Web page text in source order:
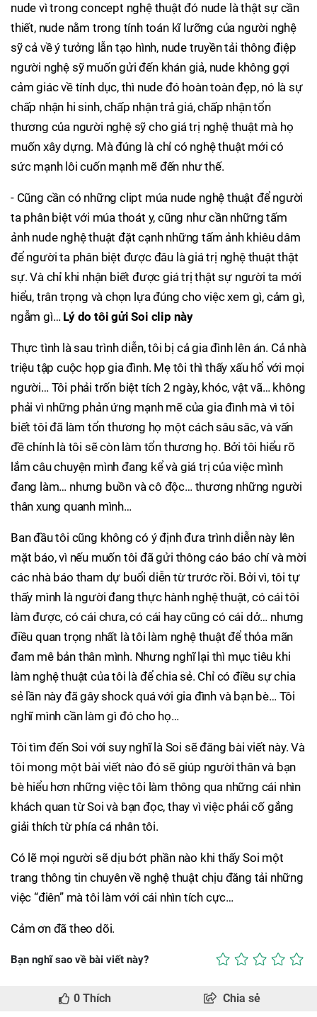
nude vì trong concept nghệ thuật đó nude là thật sự cần
thiết, nude nằm trong tính toán kĩ lưỡng của người nghệ
sỹ cả về ý tưởng lẫn tạo hình, nude truyền tải thông điệp
người nghệ sỹ muốn gửi đến khán giả, nude không gợi
cảm giác về tính dục, thì nude đó hoàn toàn đẹp, nó là sự
chấp nhận hi sinh, chấp nhận trả giá, chấp nhận tổn
thương của người nghệ sỹ cho giá trị nghệ thuật mà họ
muốn xây dựng. Mà đúng là chỉ có nghệ thuật mới có
sức mạnh lôi cuốn mạnh mẽ đến như thế.
- Cũng cần có những clipt múa nude nghệ thuật để người
ta phân biệt với múa thoát y, cũng như cần những tấm
ảnh nude nghệ thuật đặt cạnh những tấm ảnh khiêu dâm
để người ta phân biệt được đâu là giá trị nghệ thuật thật
sự. Và chỉ khi nhận biết được giá trị thật sự người ta mới
hiểu, trân trọng và chọn lựa đúng cho việc xem gì, cảm gì,
ngẫm gì… Lý do tôi gửi Soi clip này
Thực tình là sau trình diễn, tôi bị cả gia đình lên án. Cả nhà
triệu tập cuộc họp gia đình. Mẹ tôi thì thấy xấu hổ với mọi
người… Tôi phải trốn biệt tích 2 ngày, khóc, vật vã… không
phải vì những phản ứng mạnh mẽ của gia đình mà vì tôi
biết tôi đã làm tổn thương họ một cách sâu săc, và vấn
đề chính là tôi sẽ còn làm tổn thương họ. Bởi tôi hiểu rõ
lắm câu chuyện mình đang kể và giá trị của việc mình
đang làm… nhưng buồn và cô độc… thương những người
thân xung quanh mình…
Ban đầu tôi cũng không có ý định đưa trình diễn này lên
mặt báo, vì nếu muốn tôi đã gửi thông cáo báo chí và mời
các nhà báo tham dự buổi diễn từ trước rồi. Bởi vì, tôi tự
thấy mình là người đang thực hành nghệ thuật, có cái tôi
làm được, có cái chưa, có cái hay cũng có cái dở… nhưng
điều quan trọng nhất là tôi làm nghệ thuật để thỏa mãn
đam mê bản thân mình. Nhưng nghĩ lại thì mục tiêu khi
làm nghệ thuật của tôi là để chia sẻ. Chỉ có điều sự chia
sẻ lần này đã gây shock quá với gia đình và bạn bè… Tôi
nghĩ mình cần làm gì đó cho họ…
Tôi tìm đến Soi với suy nghĩ là Soi sẽ đăng bài viết này. Và
tôi mong một bài viết nào đó sẽ giúp người thân và bạn
bè hiểu hơn những việc tôi làm thông qua những cái nhìn
khách quan từ Soi và bạn đọc, thay vì việc phải cố gắng
giải thích từ phía cá nhân tôi.
Có lẽ mọi người sẽ dịu bớt phần nào khi thấy Soi một
trang thông tin chuyên về nghệ thuật chịu đăng tải những
việc “điên” mà tôi làm với cái nhìn tích cực…
Cảm ơn đã theo dõi.
Bạn nghĩ sao về bài viết này?
0 Thích Chia sẻ